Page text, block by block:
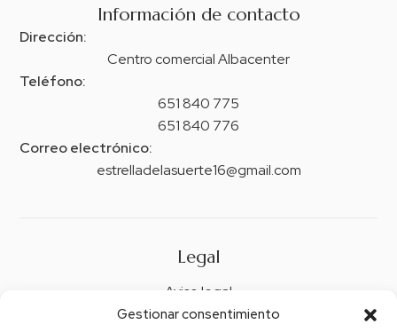
Gestionar consentimiento
Información de contacto
Dirección:
Centro comercial Albacenter
Teléfono:
651 840 775
651 840 776
Correo electrónico:
estrelladelasuerte16@gmail.com
Legal
Aviso legal
Política de privacidad